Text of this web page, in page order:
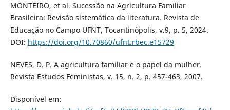
MONTEIRO, et al. Sucessão na Agricultura Familiar
Brasileira: Revisão sistemática da literatura. Revista de
Educação no Campo UFNT, Tocantinópolis, v.9, p. 5, 2024.
DOI: https://doi.org/10.70860/ufnt.rbec.e15729
NEVES, D. P. A agricultura familiar e o papel da mulher.
Revista Estudos Feministas, v. 15, n. 2, p. 457-463, 2007.
Disponível em: